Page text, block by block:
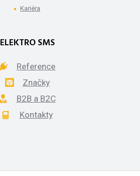
Kariéra
ELEKTRO SMS
Reference
Značky
B2B a B2C
Kontakty